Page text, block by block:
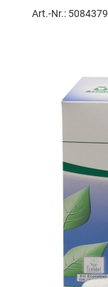
Art.-Nr.: